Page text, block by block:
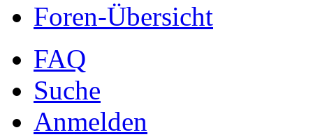
Foren-Übersicht
FAQ
Suche
Anmelden